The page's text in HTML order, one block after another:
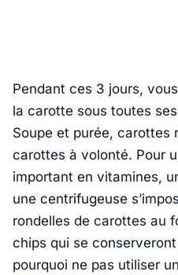
Pendant ces 3 jours,
la carotte sous toutes
Soupe et purée, carottes
carottes à volonté. Pour
important en vitamines,
une centrifugeuse
rondelles de carottes au
chips qui se
pourquoi ne pas utiliser